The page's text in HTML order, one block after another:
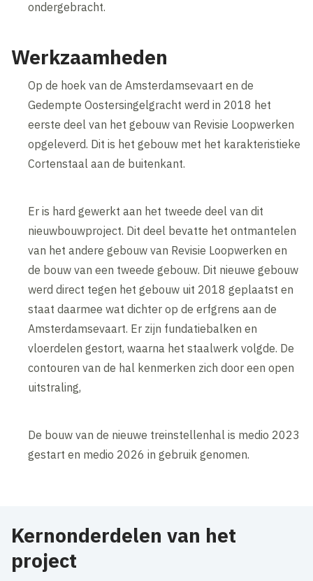
ondergebracht.
Werkzaamheden
Op de hoek van de Amsterdamsevaart en de
Gedempte Oostersingelgracht werd in 2018 het
eerste deel van het gebouw van Revisie Loopwerken
opgeleverd. Dit is het gebouw met het karakteristieke
Cortenstaal aan de buitenkant.
Er is hard gewerkt aan het tweede deel van dit
nieuwbouwproject. Dit deel bevatte het ontmantelen
van het andere gebouw van Revisie Loopwerken en
de bouw van een tweede gebouw. Dit nieuwe gebouw
werd direct tegen het gebouw uit 2018 geplaatst en
staat daarmee wat dichter op de erfgrens aan de
Amsterdamsevaart. Er zijn fundatiebalken en
vloerdelen gestort, waarna het staalwerk volgde. De
contouren van de hal kenmerken zich door een open
uitstraling,
De bouw van de nieuwe treinstellenhal is medio 2023
gestart en medio 2026 in gebruik genomen.
Kernonderdelen van het
project